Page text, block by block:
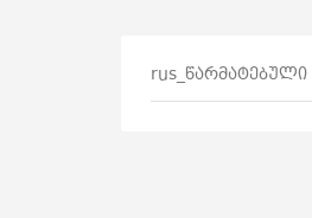
rus_წარმატებული